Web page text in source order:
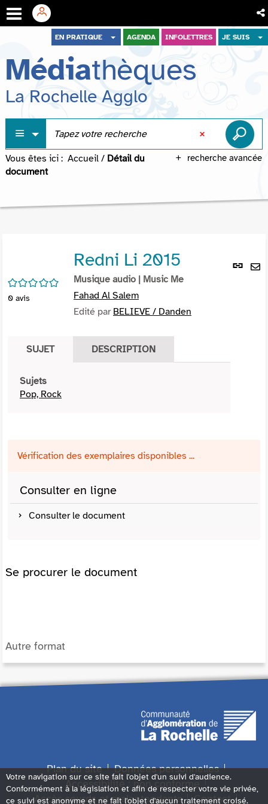
menu
contenu
recherche
EN PRATIQUE AGENDA INFOLETTRES JE SUIS
Médiathèques
La Rochelle Agglo
recherche avancée
Vous êtes ici : Accueil / Détail du
document
Lien
/5
0 avis
Redni Li 2015
Musique audio | Music Me
Fahad Al Salem
Edité par BELIEVE / Danden
SUJET DESCRIPTION
Sujets
Pop, Rock
Vérification des exemplaires disponibles ...
Consulter en ligne
Consulter le document
Se procurer le document
Autre format
Plan du site
Données personnelles
Accessibilité : non conforme
Accès sourds et malentendants
Contact
Votre navigation sur ce site fait l'objet d'un suivi d'audience.
Conformément à la législation et afin de respecter votre vie privée,
ce suivi est anonyme et ne fait l'objet d'aucun traitement croisé.